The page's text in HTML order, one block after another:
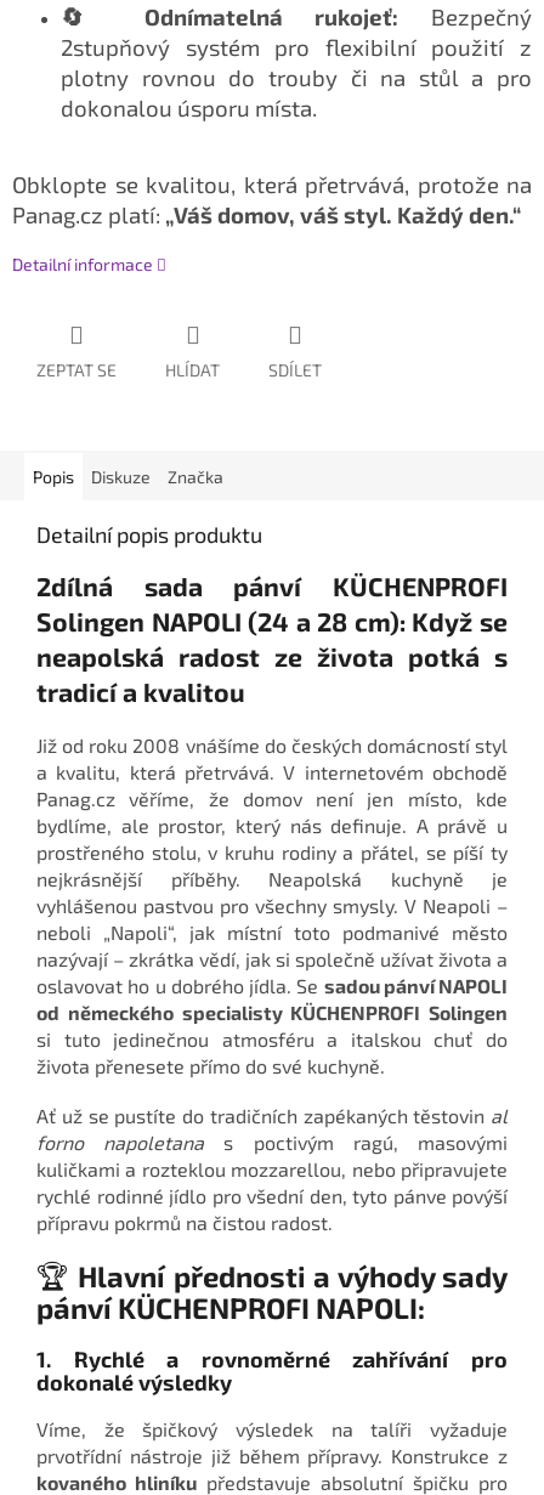
🔄 Odnímatelná rukojeť: Bezpečný
2stupňový systém pro flexibilní použití z
plotny rovnou do trouby či na stůl a pro
dokonalou úsporu místa.
Obklopte se kvalitou, která přetrvává, protože na
Panag.cz platí: „Váš domov, váš styl. Každý den.“
Detailní informace
ZEPTAT SE HLÍDAT SDÍLET
Popis Diskuze Značka
Detailní popis produktu
2dílná sada pánví KÜCHENPROFI
Solingen NAPOLI (24 a 28 cm): Když se
neapolská radost ze života potká s
tradicí a kvalitou
Již od roku 2008 vnášíme do českých domácností styl
a kvalitu, která přetrvává. V internetovém obchodě
Panag.cz věříme, že domov není jen místo, kde
bydlíme, ale prostor, který nás definuje. A právě u
prostřeného stolu, v kruhu rodiny a přátel, se píší ty
nejkrásnější příběhy. Neapolská kuchyně je
vyhlášenou pastvou pro všechny smysly. V Neapoli –
neboli „Napoli“, jak místní toto podmanivé město
nazývají – zkrátka vědí, jak si společně užívat života a
oslavovat ho u dobrého jídla. Se sadou pánví NAPOLI
od německého specialisty KÜCHENPROFI Solingen
si tuto jedinečnou atmosféru a italskou chuť do
života přenesete přímo do své kuchyně.
Ať už se pustíte do tradičních zapékaných těstovin al
forno napoletana s poctivým ragú, masovými
kuličkami a rozteklou mozzarellou, nebo připravujete
rychlé rodinné jídlo pro všední den, tyto pánve povýší
přípravu pokrmů na čistou radost.
🏆 Hlavní přednosti a výhody sady
pánví KÜCHENPROFI NAPOLI:
1. Rychlé a rovnoměrné zahřívání pro
dokonalé výsledky
Víme, že špičkový výsledek na talíři vyžaduje
prvotřídní nástroje již během přípravy. Konstrukce z
kovaného hliníku představuje absolutní špičku pro